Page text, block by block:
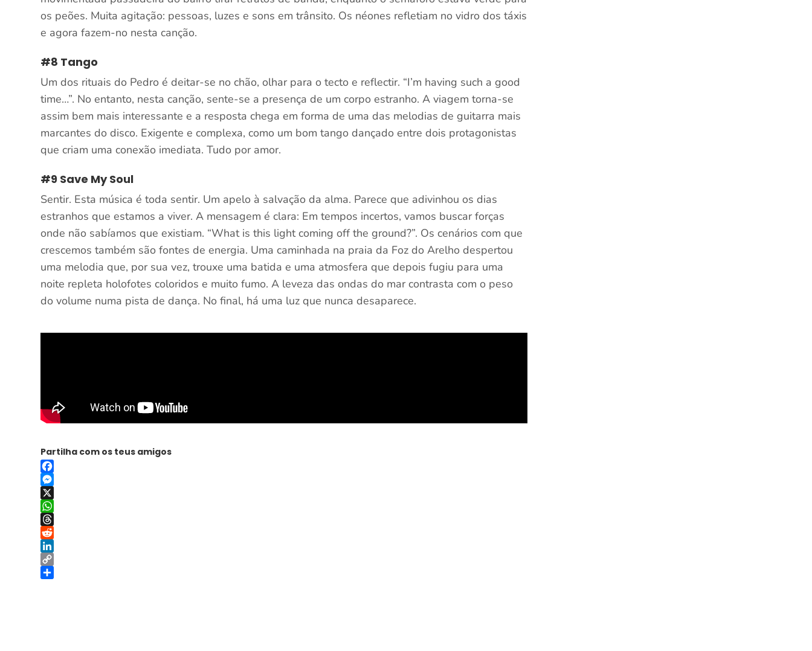
os peões. Muita agitação: pessoas, luzes e sons em trânsito. Os néones refletiam no vidro dos táxis
e agora fazem-no nesta canção.
#8 Tango
Um dos rituais do Pedro é deitar-se no chão, olhar para o tecto e reflectir. “I’m having such a good
time…”. No entanto, nesta canção, sente-se a presença de um corpo estranho. A viagem torna-se
assim bem mais interessante e a resposta chega em forma de uma das melodias de guitarra mais
marcantes do disco. Exigente e complexa, como um bom tango dançado entre dois protagonistas
que criam uma conexão imediata. Tudo por amor.
#9 Save My Soul
Sentir. Esta música é toda sentir. Um apelo à salvação da alma. Parece que adivinhou os dias
estranhos que estamos a viver. A mensagem é clara: Em tempos incertos, vamos buscar forças
onde não sabíamos que existiam. “What is this light coming off the ground?”. Os cenários com que
crescemos também são fontes de energia. Uma caminhada na praia da Foz do Arelho despertou
uma melodia que, por sua vez, trouxe uma batida e uma atmosfera que depois fugiu para uma
noite repleta holofotes coloridos e muito fumo. A leveza das ondas do mar contrasta com o peso
do volume numa pista de dança. No final, há uma luz que nunca desaparece.
Partilha com os teus amigos
Facebook
Messenger
X
WhatsApp
Threads
Reddit
LinkedIn
Copy